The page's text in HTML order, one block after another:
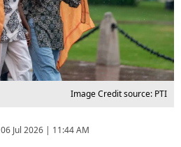
Image Credit source: PTI
06 Jul 2026 | 11:44 AM